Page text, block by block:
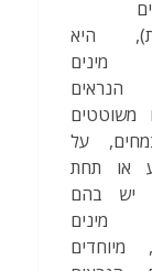
היא
מינים
הנראים
משוטטים
על
או תחת
יש בהם
מינים
מיוחדים